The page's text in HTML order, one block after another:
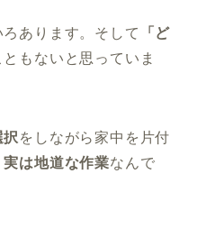
あります。そして
「ど
ともないと思っていま
択 をしながら家中を片付
は地道な作業なんで